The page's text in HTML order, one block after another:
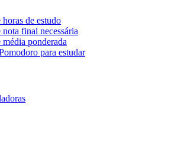
de estudo
final necessária
ponderada
para estudar